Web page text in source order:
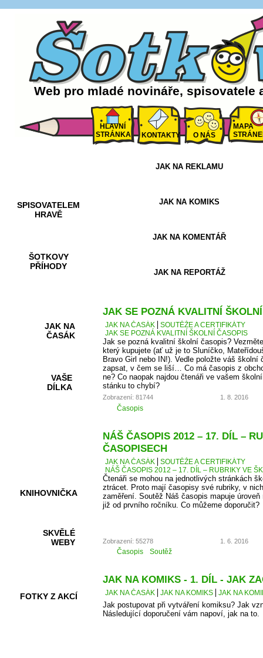
Web pro mladé novináře, spisovatele
HLAVNÍ
STRÁNKA
KONTAKTY O NÁS
MAPA
SPISOVATELEM
HRAVĚ
ŠOTKOVY
PŘÍHODY
JAK NA
ČASÁK
VAŠE
DÍLKA
KNIHOVNIČKA
SKVĚLÉ
WEBY
FOTKY Z AKCÍ
JAK NA REKLAMU
JAK NA KOMIKS
JAK NA KOMENTÁŘ
JAK NA REPORTÁŽ
JAK SE POZNÁ KVALITNÍ
JAK NA ČASÁK
SOUTĚŽE A CERTIFIKÁTY
JAK SE POZNÁ KVALITNÍ ŠKOLNÍ ČASOPIS
Jak se pozná kvalitní školní časopis?
který kupujete (ať už je to Sluníčko,
Bravo Girl nebo IN!). Vedle položte váš
zapsat, v čem se liší… Co má časopis z
ne? Co naopak najdou čtenáři ve vašem
stánku to chybí?
Zobrazení: 81744 1. 8. 2016
Časopis
NÁŠ ČASOPIS 2012 – 17. DÍL –
ČASOPISECH
JAK NA ČASÁK
SOUTĚŽE A CERTIFIKÁTY
NÁŠ ČASOPIS 2012 – 17. DÍL – RUBRIKY VE
Čtenáři se mohou na jednotlivých stránkách
ztrácet. Proto mají časopisy své rubriky, v
zaměření. Soutěž Náš časopis mapuje
již od prvního ročníku. Co můžeme doporučit?
Zobrazení: 55278 1. 6. 2016
Časopis Soutěž
JAK NA KOMIKS - 1. DÍL - JAK
JAK NA ČASÁK JAK NA KOMIKS JAK NA
Jak postupovat při vytváření komiksu? Jak
Následující doporučení vám napoví, jak na to.